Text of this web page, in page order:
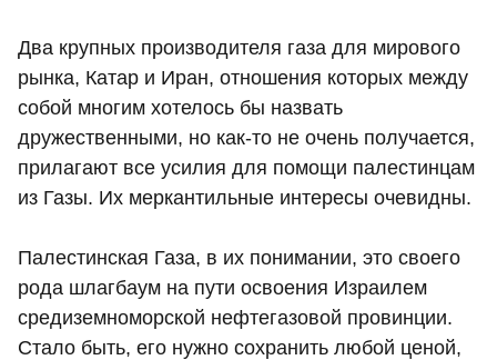
Два крупных производителя газа для мирового
рынка, Катар и Иран, отношения которых между
собой многим хотелось бы назвать
дружественными, но как-то не очень получается,
прилагают все усилия для помощи палестинцам
из Газы. Их меркантильные интересы очевидны.
Палестинская Газа, в их понимании, это своего
рода шлагбаум на пути освоения Израилем
средиземноморской нефтегазовой провинции.
Стало быть, его нужно сохранить любой ценой,